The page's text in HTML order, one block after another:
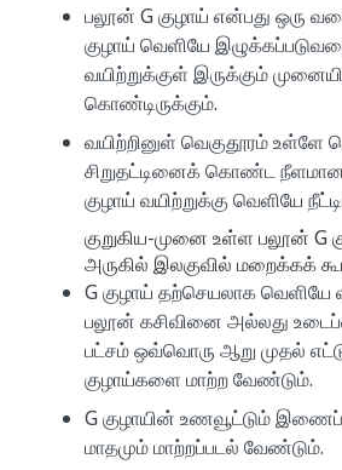
பலூன் G குழாய் என்பது ஒரு
குழாய் வெளியே
வயிற்றுக்குள் இருக்கும்
கொண்டிருக்கும்.
வயிற்றினுள் வெகுதூரம் உள்ளே
சிறுதட்டினைக் கொண்ட
குழாய் வயிற்றுக்கு வெளியே
குறுகிய-முனை உள்ள பலூன் G
அருகில் இலகுவில் மறைக்கக்
G குழாய் தற்செயலாக வெளியே
பலூன் கசிவினை அல்லது
பட்சம் ஒவ்வொரு ஆறு முதல்
குழாய்களை மாற்ற வேண்டும்.
G குழாயின் உணவூட்டும்
மாதமும் மாற்றப்படல் வேண்டும்.